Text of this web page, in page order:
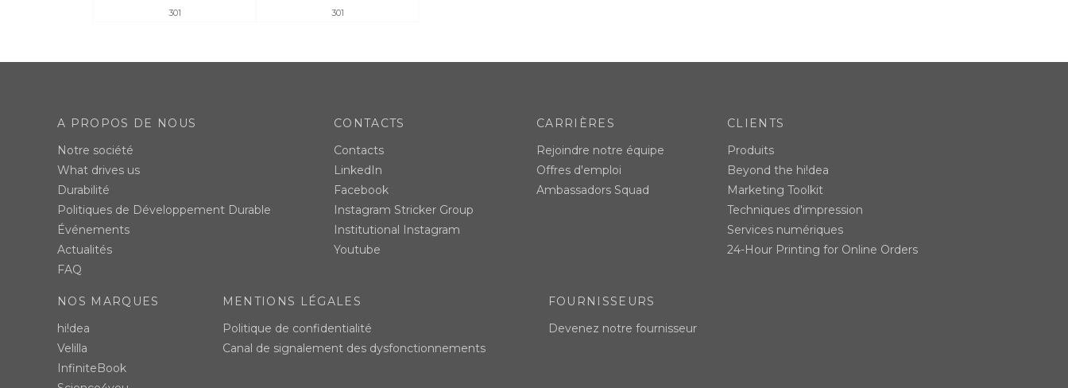
301 301
A PROPOS DE NOUS
Notre société
What drives us
Durabilité
Politiques de Développement Durable
Événements
Actualités
FAQ
CONTACTS
Contacts
LinkedIn
Facebook
Instagram Stricker Group
Institutional Instagram
Youtube
CARRIÈRES
Rejoindre notre équipe
Offres d'emploi
Ambassadors Squad
CLIENTS
Produits
Beyond the hi!dea
Marketing Toolkit
Techniques d'impression
Services numériques
24-Hour Printing for Online Orders
NOS MARQUES
hi!dea
Velilla
InfiniteBook
MENTIONS LÉGALES
Politique de confidentialité
Canal de signalement des dysfonctionnements
FOURNISSEURS
Devenez notre fournisseur